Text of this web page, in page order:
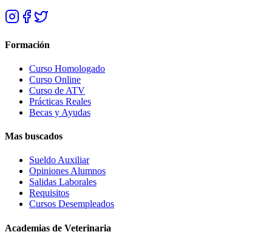
Formación
Curso Homologado
Curso Online
Curso de ATV
Prácticas Reales
Becas y Ayudas
Mas buscados
Sueldo Auxiliar
Opiniones Alumnos
Salidas Laborales
Requisitos
Cursos Desempleados
Academias de Veterinaria